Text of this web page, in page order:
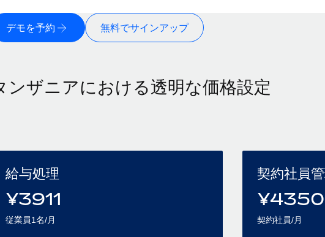
デモを予約 無料でサインアップ
ンザニアにおける透明な価格設定
給与処理
¥3911
従業員1名/月
契約社員
¥4350
契約社員/月